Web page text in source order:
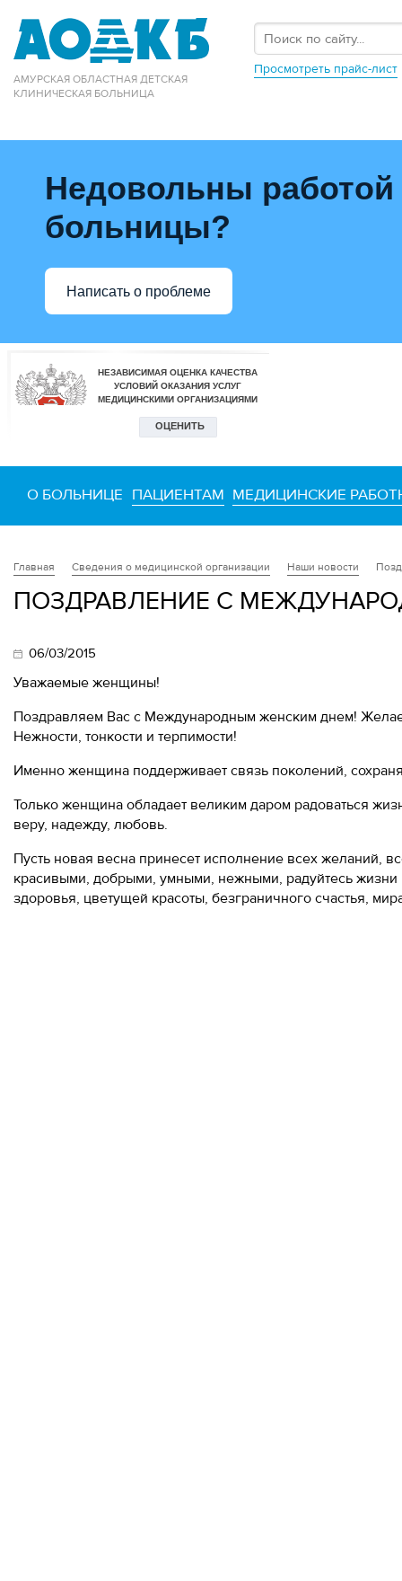
АМУРСКАЯ ОБЛАСТНАЯ ДЕТСКАЯ
КЛИНИЧЕСКАЯ БОЛЬНИЦА
Просмотреть прайс-лист
Недовольны работой
больницы?
Написать о проблеме
О БОЛЬНИЦЕ ПАЦИЕНТАМ МЕДИЦИНСКИЕ
Главная Сведения о медицинской организации Наши новости
ПОЗДРАВЛЕНИЕ С
06/03/2015
Уважаемые женщины!
Поздравляем Вас с Международным женским днем!
Нежности, тонкости и терпимости!
Именно женщина поддерживает связь поколений,
Только женщина обладает великим даром радоваться
веру, надежду, любовь.
Пусть новая весна принесет исполнение всех желаний,
красивыми, добрыми, умными, нежными, радуйтесь жизни
здоровья, цветущей красоты, безграничного счастья,